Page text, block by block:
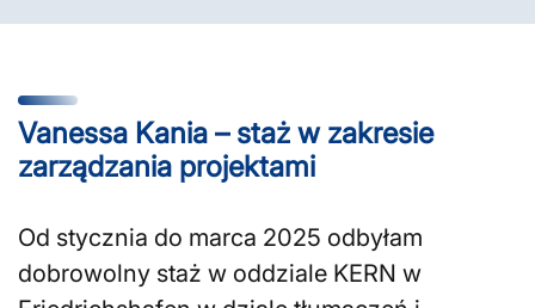
Vanessa Kania – staż w zakresie
zarządzania projektami
Od stycznia do marca 2025 odbyłam
dobrowolny staż w oddziale KERN w